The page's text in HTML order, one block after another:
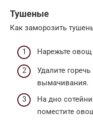
Тушеные
Как заморозить
Нарежьте овощ
Удалите
вымачивания.
На дно
поместите